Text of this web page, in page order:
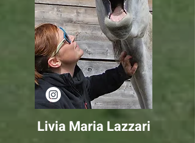
Livia Maria Lazzari